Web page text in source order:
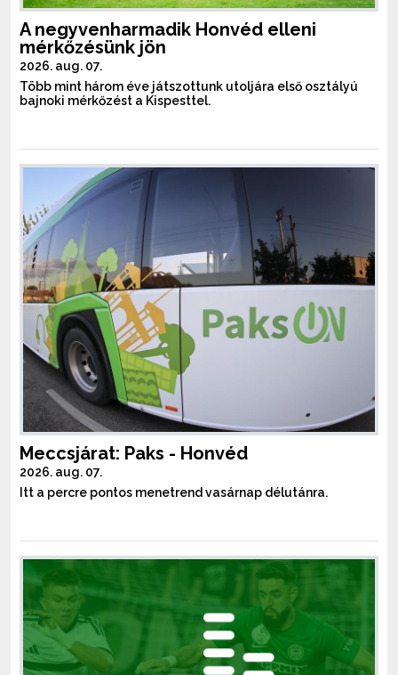
A negyvenharmadik Honvéd elleni
mérkőzésünk jön
2026. aug. 07.
Több mint három éve játszottunk utoljára első osztályú
bajnoki mérkőzést a Kispesttel.
Meccsjárat: Paks - Honvéd
2026. aug. 07.
Itt a percre pontos menetrend vasárnap délutánra.